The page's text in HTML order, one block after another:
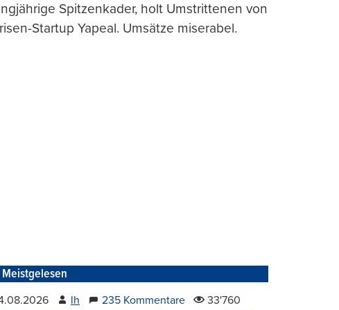
Spitzenkader, holt Umstrittenen von
Startup Yapeal. Umsätze miserabel.
Meistgelesen
lh 235 Kommentare 33'760